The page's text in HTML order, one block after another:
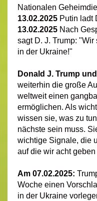
Nationalen
13.02.2025 Putin ladt
13.02.2025 Nach
sagt D. J. Trump:
in der Ukraine!"
Donald J. Trump
weiterhin die große
weltweit einen
ermöglichen. Als
wissen sie, was zu
nächste sein muss.
wichtige Signale, die
auf die wir acht
Am 07.02.2025:
Woche einen
in der Ukraine